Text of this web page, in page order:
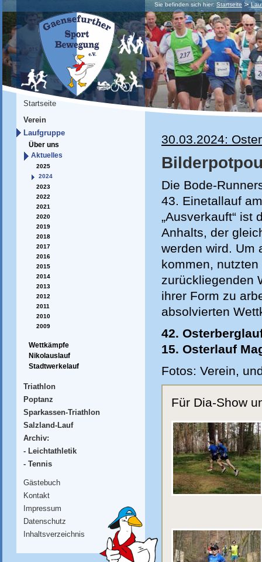
Sie befinden sich hier: Startseite
Startseite
Verein
Laufgruppe
Über uns
Aktuelles
2025
2024
2023
2022
2021
2020
2019
2018
2017
2016
2015
2014
2013
2012
2011
2010
2009
Wettkämpfe
Nikolauslauf
Stadtwerkelauf
Triathlon
Poptanz
Sparkassen-Triathlon
Salzland-Lauf
Archiv:
- Leichtathletik
- Tennis
Gästebuch
Kontakt
Impressum
Datenschutz
Inhaltsverzeichnis
30.03.2024:
Die Bode-
43. Einetallauf
„Ausverkauft“ ist
Anhalts, der
werden wird. Um
kommen,
zurückliegenden
ihrer Form zu
absolvierten
42.
15. Osterlauf
Fotos: Verein,
Für Dia-Show